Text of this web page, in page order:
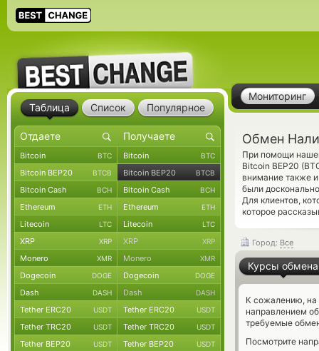
Мониторинг
Обмен
При помощи
Bitcoin BEP20
внимание также
были
Для клиентов,
которое
Город: Все
Курсы обмена
К сожалению, на
направлением
требуемые
Посмотрите
Таблица Список Популярное
Bitcoin BTC Bitcoin BTC
Bitcoin BEP20 BTCB Bitcoin BEP20 BTCB
Bitcoin Cash BCH Bitcoin Cash BCH
Ethereum ETH Ethereum ETH
Litecoin LTC Litecoin LTC
XRP XRP XRP XRP
Monero XMR Monero XMR
Dogecoin DOGE Dogecoin DOGE
Dash DASH Dash DASH
Tether ERC20 USDT Tether ERC20 USDT
Tether TRC20 USDT Tether TRC20 USDT
Tether BEP20 USDT Tether BEP20 USDT